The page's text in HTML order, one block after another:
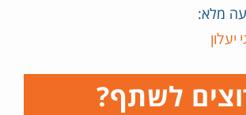
מלא:
לשתף?